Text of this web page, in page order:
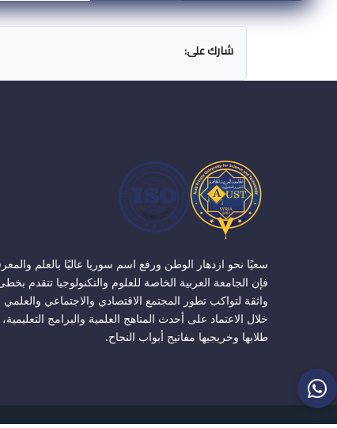
شارك على:
سعيًا نحو ازدهار الوطن ورفع اسم سوريا عاليًا بالعلم
فإن الجامعة العربية الخاصة للعلوم والتكنولوجيا تتقدم
واثقة لتواكب تطور المجتمع الاقتصادي والاجتماعي
خلال الاعتماد على أحدث المناهج العلمية والبرامج التعليمية،
طلابها وخريجيها مفاتيح أبواب النجاح.